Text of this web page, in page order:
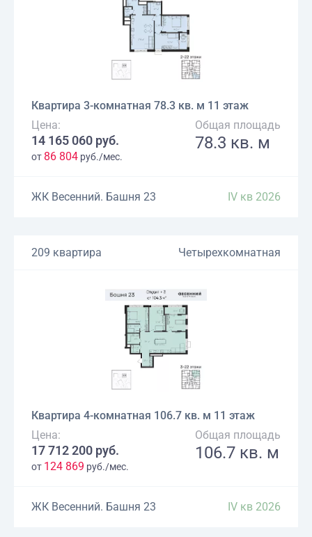
Квартира 3-комнатная 78.3 кв. м 11 этаж
Цена:
14 165 060 руб.
от 86 804 руб./мес.
Общая площадь
78.3 кв. м
ЖК Весенний. Башня 23 IV кв 2026
209 квартира Четырехкомнатная
Квартира 4-комнатная 106.7 кв. м 11 этаж
Цена:
17 712 200 руб.
от 124 869 руб./мес.
Общая площадь
106.7 кв. м
ЖК Весенний. Башня 23 IV кв 2026